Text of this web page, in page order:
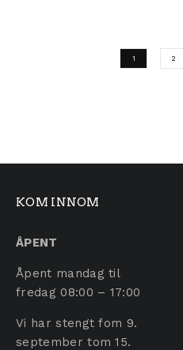
1 2
KOM INNOM
ÅPENT
Åpent mandag til
fredag 08:00 – 17:00
Vi har stengt fom 9.
september tom 15.